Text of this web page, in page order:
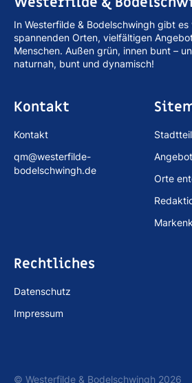
In Westerfilde & Bodelschwingh gibt
spannenden Orten, vielfältigen
Menschen. Außen grün, innen bunt –
naturnah, bunt und dynamisch!
Kontakt
Kontakt
qm@westerfilde-
bodelschwingh.de
Orte
Rechtliches
Datenschutz
Impressum
© Westerfilde & Bodelschwingh 2026